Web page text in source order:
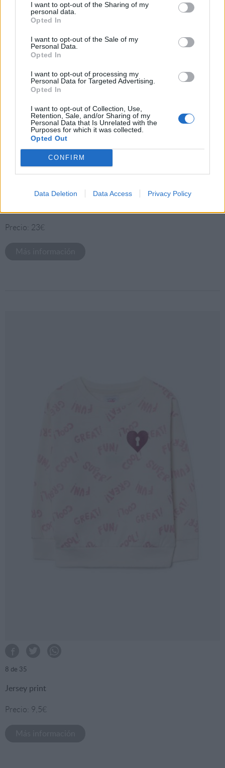
I want to opt-out of the Sharing of my
personal data.
Opted In
I want to opt-out of the Sale of my
Personal Data.
Opted In
I want to opt-out of processing my
Personal Data for Targeted Advertising.
Opted In
I want to opt-out of Collection, Use,
Retention, Sale, and/or Sharing of my
Personal Data that Is Unrelated with the
Purposes for which it was collected.
Opted Out
CONFIRM
Data Deletion Data Access Privacy Policy
Precio: 23€
8 de 35
Jersey print
Precio: 9,5€